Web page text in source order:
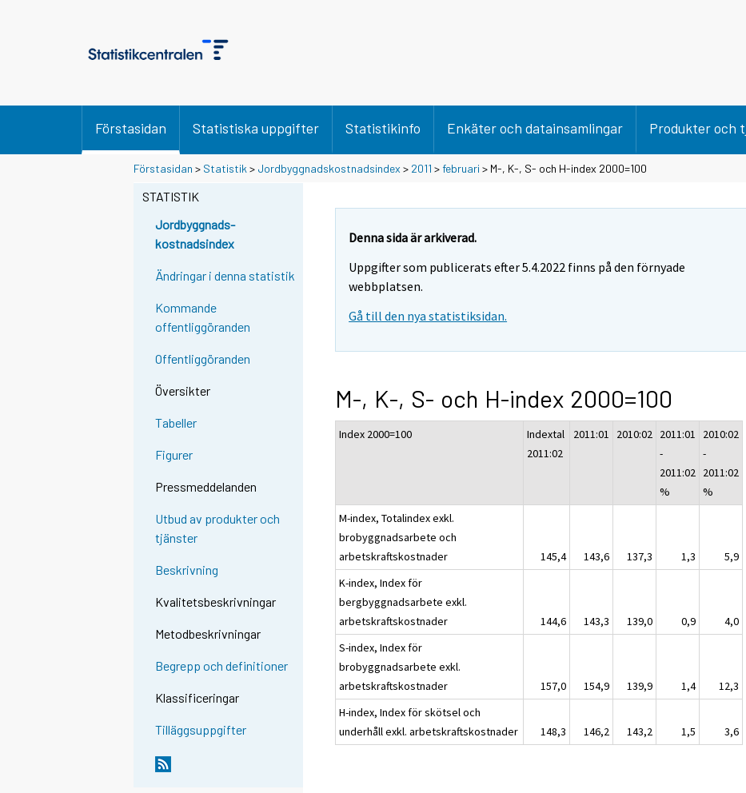
Förstasidan Statistiska uppgifter Statistikinfo Enkäter och datainsamlingar Produkter och
Förstasidan > Statistik > Jordbyggnadskostnadsindex > 2011 >februari > M-, K-, S- och H-index 2000=100
STATISTIK
Jordbyggnads-
kostnadsindex
Ändringar i denna statistik
Kommande
offentliggöranden
Offentliggöranden
Översikter
Tabeller
Figurer
Pressmeddelanden
Utbud av produkter och
tjänster
Beskrivning
Kvalitetsbeskrivningar
Metodbeskrivningar
Begrepp och definitioner
Klassificeringar
Tilläggsuppgifter
Denna sida är arkiverad.
Uppgifter som publicerats efter 5.4.2022 finns på den förnyade
webbplatsen.
Gå till den nya statistiksidan.
M-, K-, S- och H-index 2000=100
Index 2000=100
Indextal
2011:02
2011:01 2010:02 2011:01
-
2011:02
%
2010:02
-
2011:02
%
M-index, Totalindex exkl.
brobyggnadsarbete och
arbetskraftskostnader
145,4 143,6 137,3 1,3
5,9
K-index, Index för
bergbyggnadsarbete exkl.
arbetskraftskostnader
144,6 143,3 139,0 0,9
4,0
S-index, Index för
brobyggnadsarbete exkl.
arbetskraftskostnader
157,0 154,9 139,9 1,4
12,3
H-index, Index för skötsel och
underhåll exkl. arbetskraftskostnader
148,3 146,2 143,2 1,5 3,6